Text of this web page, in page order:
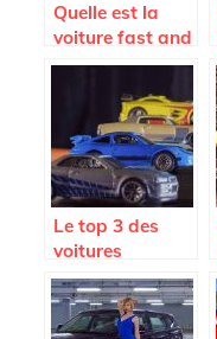
Quelle est la
voiture fast and
Furious 7 la plus
vendue aux
encheres ?
Le top 3 des
voitures
utilisees dans
Fast and
Furious